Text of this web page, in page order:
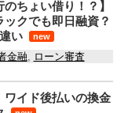
ちょい借り！？】
クでも即日融資？
い
new
金融 ローン審査
ワイド後払いの換金